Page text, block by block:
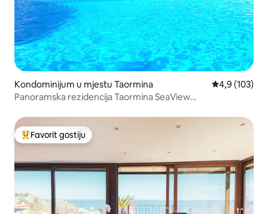
Kondominijum u mjestu Taormina prosječna
4,9 (103)
Panoramska rezidencija Taormina SeaView
Glavni favorit gostiju
Favorit gostiju